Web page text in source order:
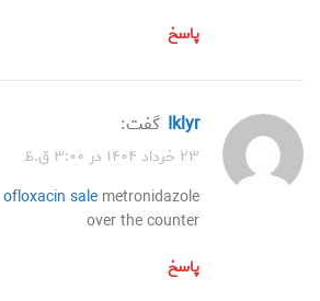
پاسخ
iklyr گفت:
۲۳ خرداد ۱۴۰۴ در ۳:۰۰ ق.ظ
sale metronidazole
over the counter
پاسخ